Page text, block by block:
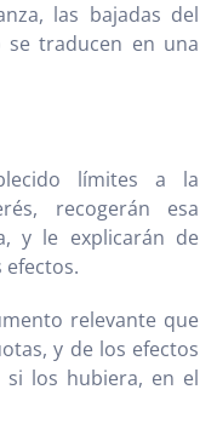
las bajadas del
traducen en una
límites a la
recogerán esa
y le explicarán de
efectos.
relevante que
y de los efectos
si los hubiera, en el